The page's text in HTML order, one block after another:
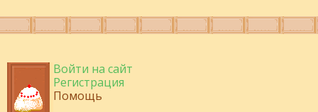
Войти на сайт
Регистрация
Помощь